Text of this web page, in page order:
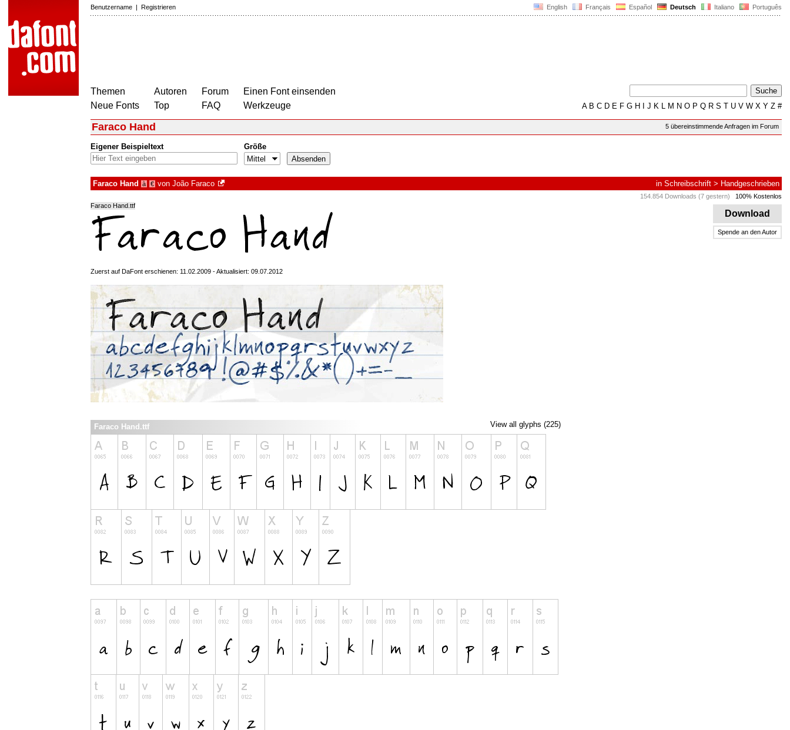
English Français Español Deutsch Italiano Português
Benutzername | Registrieren
Themen
Neue Fonts
Autoren
Top
Forum
FAQ
Einen Font einsenden
Werkzeuge
AB C D E F G H J K L M N O P Q R S T U V W X Y Z #
5 übereinstimmende Anfragen im Forum
Faraco Hand
Eigener Beispieltext Größe
Faraco Hand à € von João Faraco in Schreibschrift > Handgeschrieben
154.854 Downloads (7 gestern) 100% Kostenlos
Download
Spende an den Autor
Faraco Hand.ttf
Zuerst auf DaFont erschienen: 11.02.2009 - Aktualisiert: 09.07.2012
View all glyphs (225)
Faraco Hand.ttf